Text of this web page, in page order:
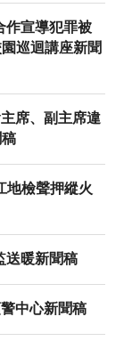
作宣導犯罪被
巡迴講座新聞
席、副主席違
地檢聲押縱火
送暖新聞稿
中心新聞稿